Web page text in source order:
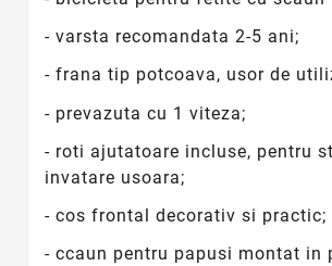
- varsta recomandata 2-5 ani;
- frana tip potcoava, usor de
- prevazuta cu 1 viteza;
- roti ajutatoare incluse, pentru
invatare usoara;
- cos frontal decorativ si practic;
- ccaun pentru papusi montat in